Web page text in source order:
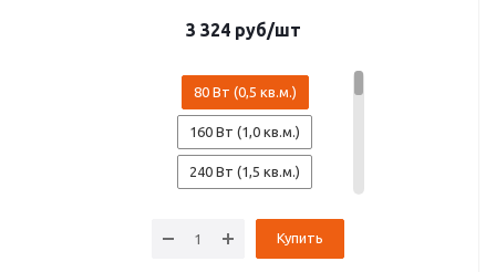
3 324 руб/шт
80 Вт (0,5 кв.м.)
160 Вт (1,0 кв.м.)
240 Вт (1,5 кв.м.)
Купить